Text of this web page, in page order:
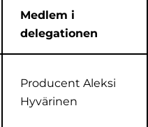
Medlem i
delegationen
Producent Aleksi
Hyvärinen